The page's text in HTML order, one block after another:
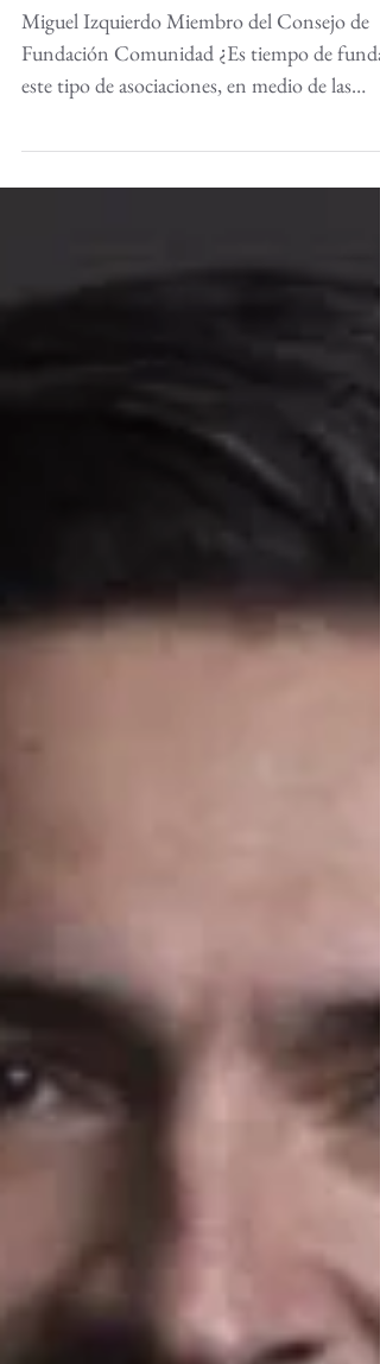
filantrópicos
Miguel Izquierdo Miembro del Consejo de
Fundación Comunidad ¿Es tiempo de fundar